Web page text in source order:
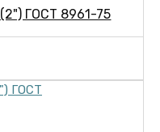
ГОСТ 8961-75